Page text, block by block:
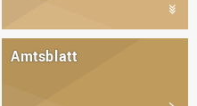
Amtsblatt